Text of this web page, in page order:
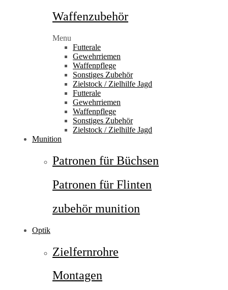
Waffenzubehör
Menu
Futterale
Gewehrriemen
Waffenpflege
Sonstiges Zubehör
Zielstock / Zielhilfe Jagd
Futterale
Gewehrriemen
Waffenpflege
Sonstiges Zubehör
Zielstock / Zielhilfe Jagd
Munition
Patronen für Büchsen
Patronen für Flinten
zubehör munition
Optik
Zielfernrohre
Montagen